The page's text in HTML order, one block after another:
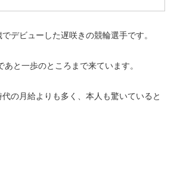
デビューした遅咲きの競輪選手です。
と一歩のところまで来ています。
の月給よりも多く、本人も驚いていると